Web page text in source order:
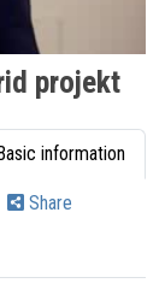
projekt
Basic information
Share